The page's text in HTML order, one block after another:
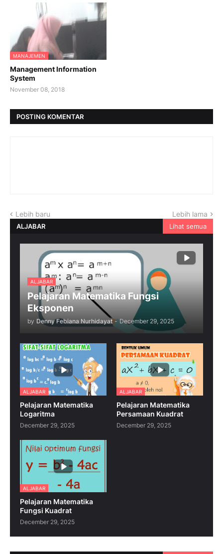
MANAJEMEN
Management Information
System
November 08, 2018
POSTING KOMENTAR
Lebih baru Lebih lama
ALJABAR Lihat semua
ALJABAR
Pelajaran Matematika Fungsi
Eksponen
by Denny Febiana Nurhidayat - December 29, 2025
ALJABAR
Pelajaran Matematika
Logaritma
December 29, 2025
ALJABAR
Pelajaran Matematika
Persamaan Kuadrat
December 29, 2025
ALJABAR
Pelajaran Matematika
Fungsi Kuadrat
December 29, 2025